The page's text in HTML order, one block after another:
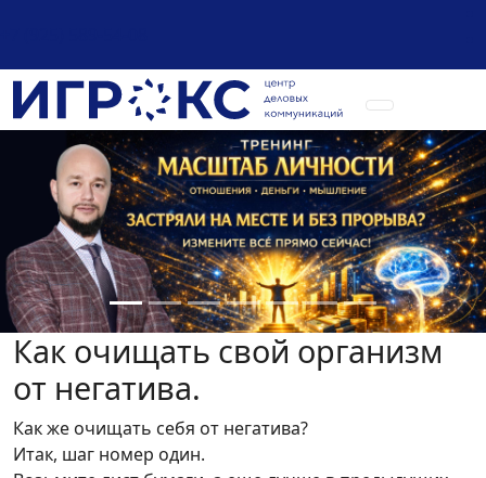
Как очищать свой организм
от негатива.
Как же очищать себя от негатива?
Итак, шаг номер один.